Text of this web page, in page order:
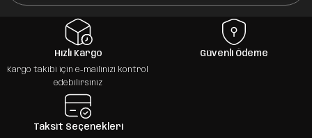
Hızlı Kargo
Kargo takibi için e-mailinizi kontrol
edebilirsiniz
Güvenli Ödeme
Taksit Seçenekleri